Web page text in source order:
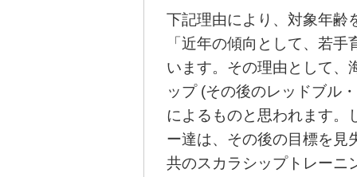
下記理由により、対象年齢
「近年の傾向として、若
います。その理由として、
ップ (その後のレッドブル
によるものと思われます。
ー達は、その後の目標を見
共のスカラシップトレーニ